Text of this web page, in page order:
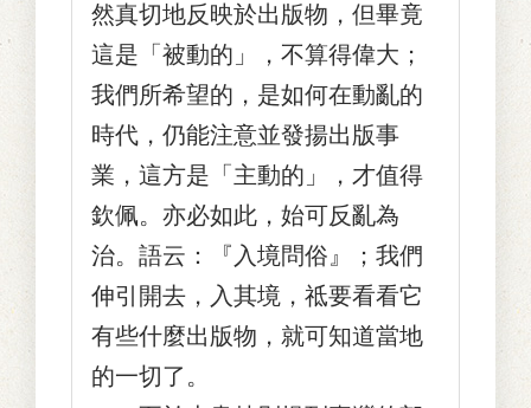
然真切地反映於出版物，但畢竟
這是「被動的」，不算得偉大；
我們所希望的，是如何在動亂的
時代，仍能注意並發揚出版事
業，這方是「主動的」，才值得
欽佩。亦必如此，始可反亂為
治。語云：『入境問俗』；我們
伸引開去，入其境，祗要看看它
有些什麼出版物，就可知道當地
的一切了。